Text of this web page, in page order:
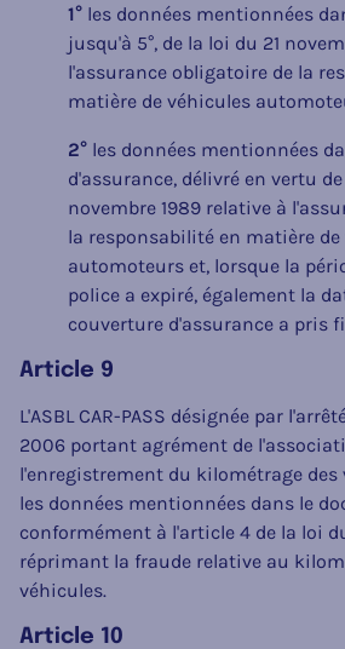
1° les données mentionnées
jusqu'à 5°, de la loi du 21
l'assurance obligatoire de la
matière de véhicules
2° les données mentionnées
d'assurance, délivré en vertu
novembre 1989 relative à
la responsabilité en matière
automoteurs et, lorsque la
police a expiré, également la
couverture d'assurance a pris
Article 9
L'ASBL CAR-PASS désignée par
2006 portant agrément de
l'enregistrement du kilométrage des
les données mentionnées dans le
conformément à l'article 4 de la loi
réprimant la fraude relative au
véhicules.
Article 10